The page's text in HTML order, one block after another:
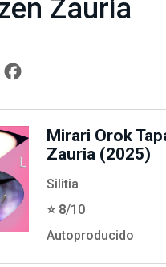
Zauria
Mirari Orok
Zauria (2025)
Silitia
⭐️ 8/10
Autoproducido